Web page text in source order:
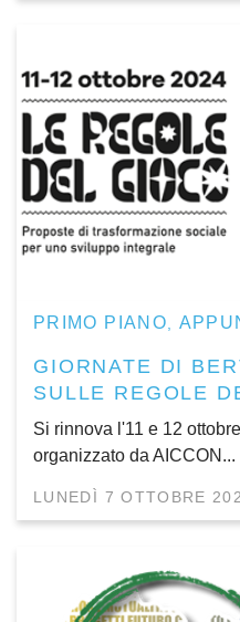
PRIMO PIANO,
GIORNATE DI
SULLE REGOLE
Si rinnova l'11 e 12
organizzato da AICCON...
LUNEDÌ 7 OTTOBRE